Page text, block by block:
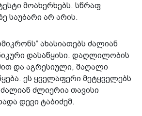
მოახერხებს. სწრაფ
საუბარი არ არის.
ახასიათებს ძალიან
დასაწყისი. დაღლილობის
და აგრესიული, მაღალი
ეს ყველაფერი მეტყველებს
ძლიერია თავისი
დევი ტაბიძემ.